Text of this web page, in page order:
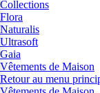
Collections
Flora
Naturalis
Ultrasoft
Gaia
Vêtements de Maison
Retour au menu